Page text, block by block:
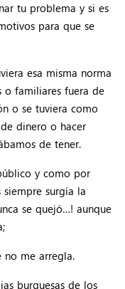
tu problema y si es
para que se
esa misma norma
o familiares fuera de
o se tuviera como
dinero o hacer
de tener.
y como por
surgía la
se quejó…! aunque
no me arregla.
burguesas de los